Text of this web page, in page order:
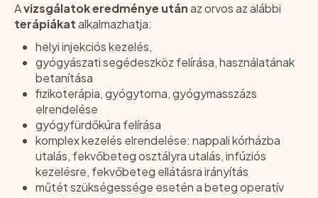
Avizsgálatok eredménye utánaz orvos az alábbi
terápiákatalkalmazhatja:
helyi injekciós kezelés,
gyógyászati segédeszköz felírása, használatának
betanítása
fizikoterápia, gyógytorna, gyógymasszázs
elrendelése
gyógyfürdőkúra felírása
komplex kezelés elrendelése: nappali kórházba
utalás, fekvőbeteg osztályra utalás, infúziós
kezelésre, fekvőbeteg ellátásra irányítás
műtét szükségessége esetén a beteg operatív